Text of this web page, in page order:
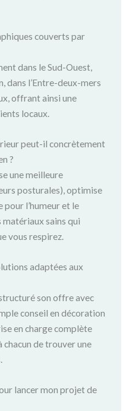
couverts par
dans le Sud-Ouest,
dans l’Entre-deux-mers
offrant ainsi une
locaux.
peut-il concrètement
?
une meilleure
posturales), optimise
l’humeur et le
sains qui
vous respirez.
adaptées aux
son offre avec
conseil en décoration
en charge complète
chacun de trouver une
lancer mon projet de